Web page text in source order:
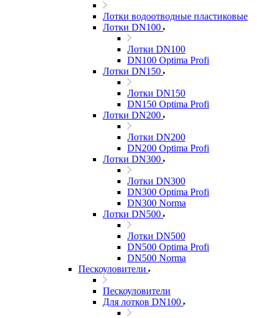
Лотки водоотводные пластиковые
Лотки DN100
Лотки DN100
DN100 Optima Profi
Лотки DN150
Лотки DN150
DN150 Optima Profi
Лотки DN200
Лотки DN200
DN200 Optima Profi
Лотки DN300
Лотки DN300
DN300 Optima Profi
DN300 Norma
Лотки DN500
Лотки DN500
DN500 Optima Profi
DN500 Norma
Пескоуловители
Пескоуловители
Для лотков DN100